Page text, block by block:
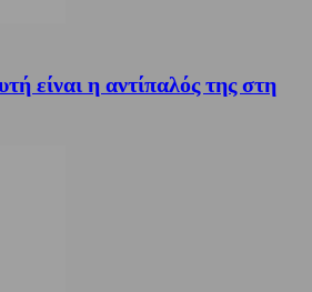
είναι η αντίπαλός της στη